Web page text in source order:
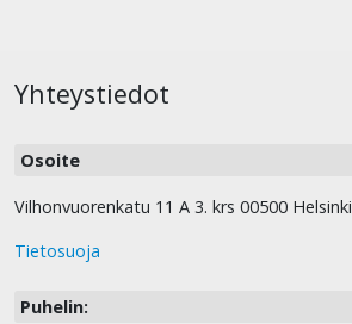
Yhteystiedot
Osoite
Vilhonvuorenkatu 11 A 3. krs 00500 Helsinki
Tietosuoja
Puhelin: